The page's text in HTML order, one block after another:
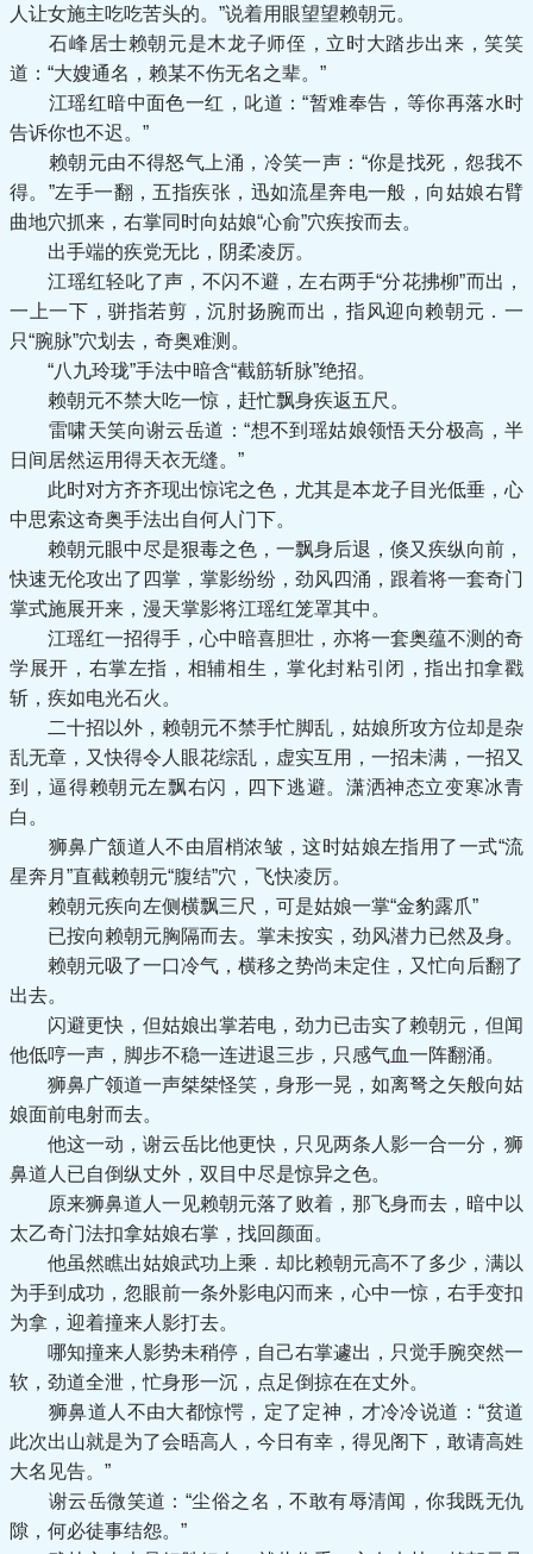
人让女施主吃吃苦头的。”说着用眼望望赖朝元。
石峰居士赖朝元是木龙子师侄，立时大踏步出来，笑笑
道：“大嫂通名，赖某不伤无名之辈。”
江瑶红暗中面色一红，叱道：“暂难奉告，等你再落水时
告诉你也不迟。”
赖朝元由不得怒气上涌，冷笑一声：“你是找死，怨我不
得。”左手一翻，五指疾张，迅如流星奔电一般，向姑娘右臂
曲地穴抓来，右掌同时向姑娘“心俞”穴疾按而去。
出手端的疾党无比，阴柔凌厉。
江瑶红轻叱了声，不闪不避，左右两手“分花拂柳”而出，
一上一下，骈指若剪，沉肘扬腕而出，指风迎向赖朝元．一
只“腕脉”穴划去，奇奥难测。
“八九玲珑”手法中暗含“截筋斩脉”绝招。
赖朝元不禁大吃一惊，赶忙飘身疾返五尺。
雷啸天笑向谢云岳道：“想不到瑶姑娘领悟天分极高，半
日间居然运用得天衣无缝。”
此时对方齐齐现出惊诧之色，尤其是本龙子目光低垂，心
中思索这奇奥手法出自何人门下。
赖朝元眼中尽是狠毒之色，一飘身后退，倏又疾纵向前，
快速无伦攻出了四掌，掌影纷纷，劲风四涌，跟着将一套奇门
掌式施展开来，漫天掌影将江瑶红笼罩其中。
江瑶红一招得手，心中暗喜胆壮，亦将一套奥蕴不测的奇
学展开，右掌左指，相辅相生，掌化封粘引闭，指出扣拿戳
斩，疾如电光石火。
二十招以外，赖朝元不禁手忙脚乱，姑娘所攻方位却是杂
乱无章，又快得令人眼花综乱，虚实互用，一招未满，一招又
到，逼得赖朝元左飘右闪，四下逃避。潇洒神态立变寒冰青
白。
狮鼻广颔道人不由眉梢浓皱，这时姑娘左指用了一式“流
星奔月”直截赖朝元“腹结”穴，飞快凌厉。
赖朝元疾向左侧横飘三尺，可是姑娘一掌“金豹露爪”
已按向赖朝元胸隔而去。掌未按实，劲风潜力已然及身。
赖朝元吸了一口冷气，横移之势尚未定住，又忙向后翻了
出去。
闪避更快，但姑娘出掌若电，劲力已击实了赖朝元，但闻
他低哼一声，脚步不稳一连进退三步，只感气血一阵翻涌。
狮鼻广领道一声桀桀怪笑，身形一晃，如离弩之矢般向姑
娘面前电射而去。
他这一动，谢云岳比他更快，只见两条人影一合一分，狮
鼻道人已自倒纵丈外，双目中尽是惊异之色。
原来狮鼻道人一见赖朝元落了败着，那飞身而去，暗中以
太乙奇门法扣拿姑娘右掌，找回颜面。
他虽然瞧出姑娘武功上乘．却比赖朝元高不了多少，满以
为手到成功，忽眼前一条外影电闪而来，心中一惊，右手变扣
为拿，迎着撞来人影打去。
哪知撞来人影势未稍停，自己右掌遽出，只觉手腕突然一
软，劲道全泄，忙身形一沉，点足倒掠在在丈外。
狮鼻道人不由大都惊愕，定了定神，才冷冷说道：“贫道
此次出山就是为了会晤高人，今日有幸，得见阁下，敢请高姓
大名见告。”
谢云岳微笑道：“尘俗之名，不敢有辱清闻，你我既无仇
隙，何必徒事结怨。”